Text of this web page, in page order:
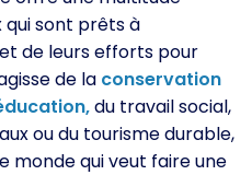
qui sont prêts à
de leurs efforts pour
de la conservation
du travail social,
ou du tourisme durable,
monde qui veut faire une